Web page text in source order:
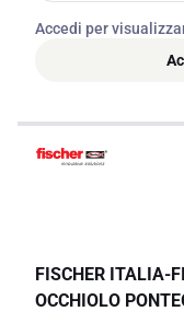
Accedi per
FISCHER ITALIA-
OCCHIOLO